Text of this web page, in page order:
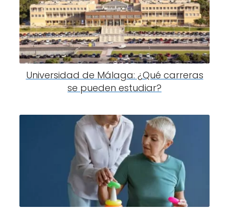
Universidad de Málaga: ¿Qué carreras
se pueden estudiar?